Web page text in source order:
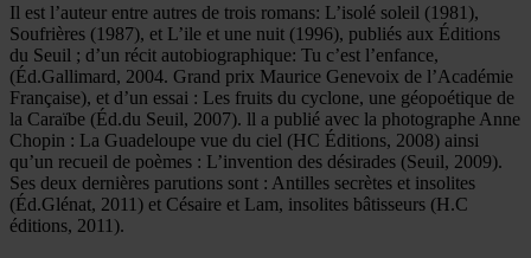
Il est l’auteur entre autres de trois romans: L’isolé soleil (1981),
Soufrières (1987), et L’ile et une nuit (1996), publiés aux Éditions
du Seuil ; d’un récit autobiographique: Tu c’est l’enfance,
(Éd.Gallimard, 2004. Grand prix Maurice Genevoix de l’Académie
Française), et d’un essai : Les fruits du cyclone, une géopoétique de
la Caraïbe (Éd.du Seuil, 2007). ll a publié avec la photographe Anne
Chopin : La Guadeloupe vue du ciel (HC Éditions, 2008) ainsi
qu’un recueil de poèmes : L’invention des désirades (Seuil, 2009).
Ses deux dernières parutions sont : Antilles secrètes et insolites
(Éd.Glénat, 2011) et Césaire et Lam, insolites bâtisseurs (H.C
éditions, 2011).